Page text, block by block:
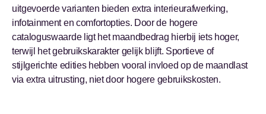
uitgevoerde varianten bieden extra interieurafwerking,
infotainment en comfortopties. Door de hogere
cataloguswaarde ligt het maandbedrag hierbij iets hoger,
terwijl het gebruikskarakter gelijk blijft. Sportieve of
stijlgerichte edities hebben vooral invloed op de maandlast
via extra uitrusting, niet door hogere gebruikskosten.